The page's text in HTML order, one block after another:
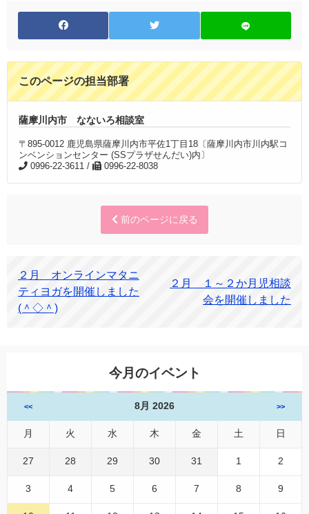
このページの担当部署
薩摩川内市 なないろ相談室
〒895-0012 鹿児島県薩摩川内市平佐1丁目18〔薩摩川内市川内駅コ
ンベンションセンター (SSプラザせんだい)内〕
0996-22-3611 /
0996-22-8038
前のページに戻る
２月 オンラインマタニ
ティヨガを開催しました
(＾◇＾)
２月 １～２か月児相談
会を開催しました
今月のイベント
<< 8月 2026 >>
月 火 水 木 金 土 日
27 28 29 30 31 1 2
3 4 5 6 7 8 9